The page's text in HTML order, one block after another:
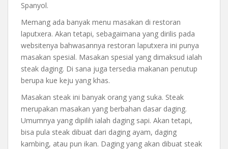
Spanyol.
Memang ada banyak menu masakan di restoran
laputxera. Akan tetapi, sebagaimana yang dirilis pada
websitenya bahwasannya restoran laputxera ini punya
masakan spesial. Masakan spesial yang dimaksud ialah
steak daging. Di sana juga tersedia makanan penutup
berupa kue keju yang khas.
Masakan steak ini banyak orang yang suka. Steak
merupakan masakan yang berbahan dasar daging.
Umumnya yang dipilih ialah daging sapi. Akan tetapi,
bisa pula steak dibuat dari daging ayam, daging
kambing, atau pun ikan. Daging yang akan dibuat steak